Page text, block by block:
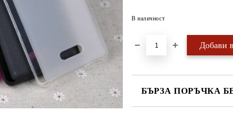
В наличност
БЪРЗА ПОРЪЧКА